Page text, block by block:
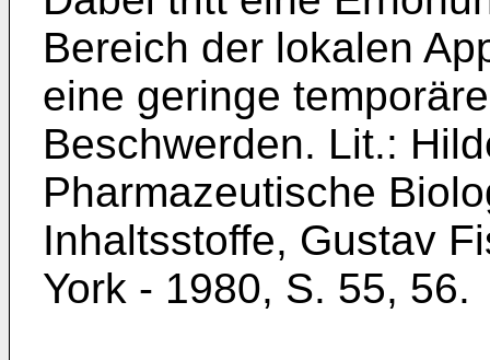
Bereich der lokalen
eine geringe
Beschwerden. Lit.:
Pharmazeutische
Inhaltsstoffe, Gustav
York - 1980, S. 55, 56.